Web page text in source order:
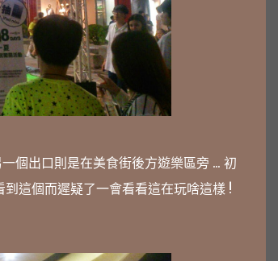
個出口則是在美食街後方遊樂區旁 ... 初
這個而遲疑了一會看看這在玩啥這樣 !